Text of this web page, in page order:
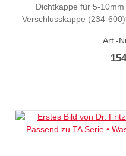
Dichtkappe für 5-10mm (234-
Verschlusskappe (234-
Art.-